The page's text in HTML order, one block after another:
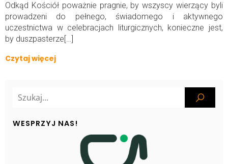
Odkąd Kościół poważnie pragnie, by wszyscy wierzący byli
prowadzeni do pełnego, świadomego i aktywnego
uczestnictwa w celebracjach liturgicznych, konieczne jest,
by duszpasterze[…]
Czytaj więcej
WESPRZYJ NAS!